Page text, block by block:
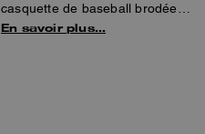
casquette de baseball brodée
est fabriquée en sergé 100 %
En savoir plus…